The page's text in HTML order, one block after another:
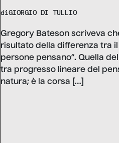
diGIORGIO DI TULLIO
Gregory Bateson scriveva
risultato della differenza tra
persone pensano”. Quella
tra progresso lineare del
natura; è la corsa […]